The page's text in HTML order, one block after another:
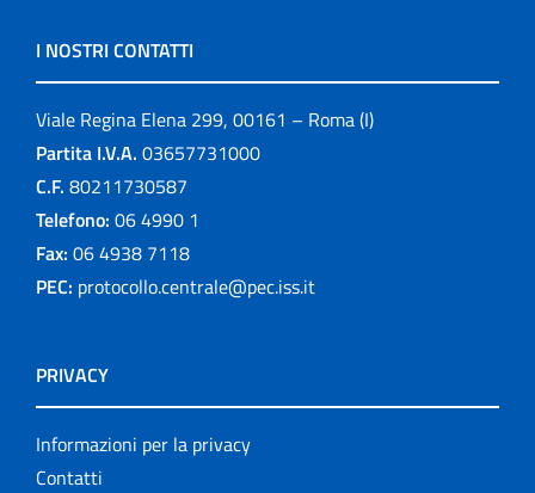
I NOSTRI CONTATTI
Viale Regina Elena 299, 00161 – Roma (I)
Partita I.V.A. 03657731000
C.F. 80211730587
Telefono: 06 4990 1
Fax: 06 4938 7118
PEC: protocollo.centrale@pec.iss.it
PRIVACY
Informazioni per la privacy
Contatti